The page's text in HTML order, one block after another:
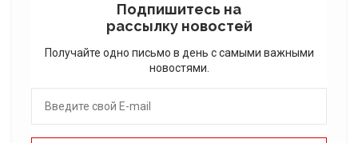
Подпишитесь на
рассылку новостей
Получайте одно письмо в день с самыми важными
новостями.